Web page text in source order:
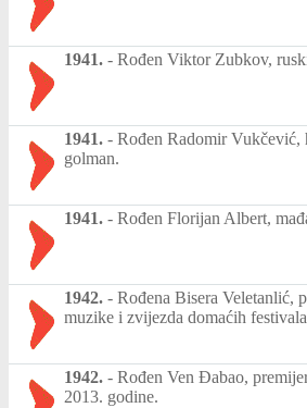
1941. - Rođen Viktor Zubkov,
1941. - Rođen Radomir Vukčević,
golman.
1941. - Rođen Florijan Albert,
1942. - Rođena Bisera Veletanlić,
muzike i zvijezda domaćih
1942. - Rođen Ven Đabao,
2013. godine.